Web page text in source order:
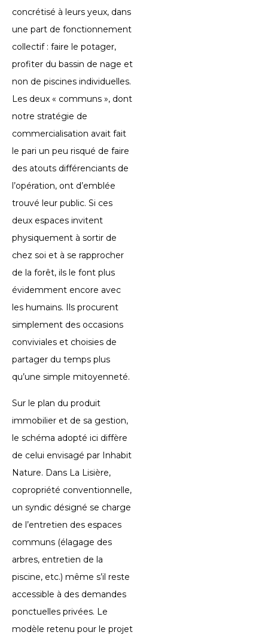
concrétisé à leurs yeux, dans
une part de fonctionnement
collectif : faire le potager,
profiter du bassin de nage et
non de piscines individuelles.
Les deux « communs », dont
notre stratégie de
commercialisation avait fait
le pari un peu risqué de faire
des atouts différenciants de
l’opération, ont d’emblée
trouvé leur public. Si ces
deux espaces invitent
physiquement à sortir de
chez soi et à se rapprocher
de la forêt, ils le font plus
évidemment encore avec
les humains. Ils procurent
simplement des occasions
conviviales et choisies de
partager du temps plus
qu’une simple mitoyenneté.
Sur le plan du produit
immobilier et de sa gestion,
le schéma adopté ici diffère
de celui envisagé par Inhabit
Nature. Dans La Lisière,
copropriété conventionnelle,
un syndic désigné se charge
de l’entretien des espaces
communs (élagage des
arbres, entretien de la
piscine, etc.) même s’il reste
accessible à des demandes
ponctuelles privées. Le
modèle retenu pour le projet